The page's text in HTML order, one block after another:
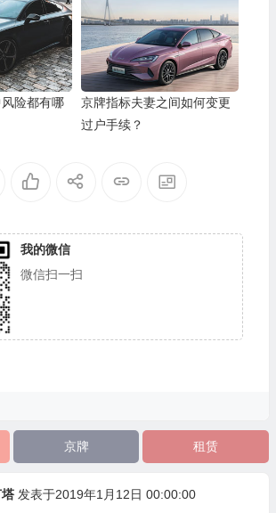
险都有哪
京牌指标夫妻之间如何变更
过户手续？
我的微信
微信扫一扫
京牌 租赁
发表于2019年1月12日 00:00:00